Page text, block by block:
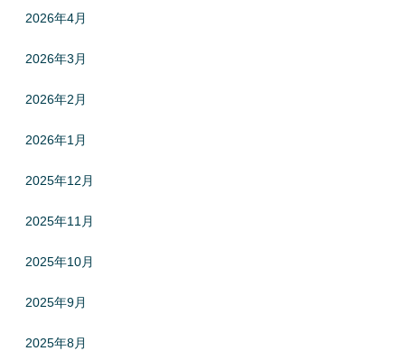
2026年4月
2026年3月
2026年2月
2026年1月
2025年12月
2025年11月
2025年10月
2025年9月
2025年8月